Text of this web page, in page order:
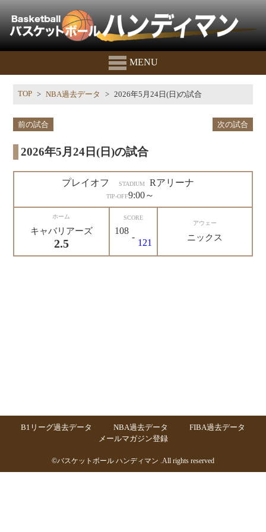
MENU
TOP NBA過去データ 2026年5月24日(日)の試合
前の試合 次の試合
2026年5月24日(日)の試合
プレイオフSTADIUM Rアリーナ
TIP-OFF9:00～
ホーム
キャバリアーズ
2.5
SCORE
108
-
121
アウェー
ニックス
B1リーグ過去データ NBA過去データ
FIBA過去データ
メールマガジン登録
©バスケットボール ハンディマン .All rights reserved